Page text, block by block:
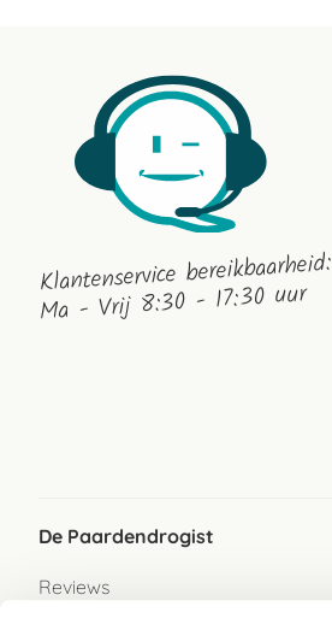
Klantenservice bereikbaarheid:
Ma - Vrij 8:30 - 17:30 uur
De Paardendrogist
Reviews